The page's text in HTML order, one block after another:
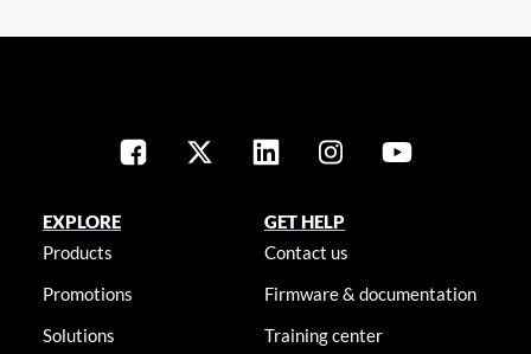
EXPLORE
Products
Promotions
Solutions
GET HELP
Contact us
Firmware & documentation
Training center